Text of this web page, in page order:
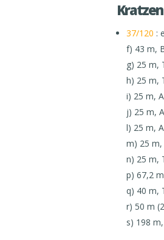
37/120 :
f) 43 m,
g) 25 m,
h) 25 m,
i) 25 m,
j) 25 m,
l) 25 m,
m) 25 m,
n) 25 m,
p) 67,2
q) 40 m,
r) 50 m
s) 198